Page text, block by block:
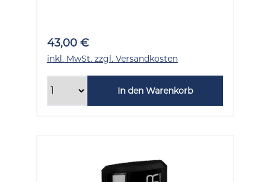
43,00 €
inkl. MwSt. zzgl. Versandkosten
In den Warenkorb